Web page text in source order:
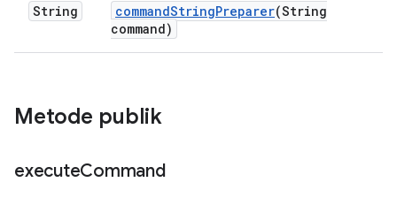
String commandStringPreparer(String
command)
Metode publik
executeCommand